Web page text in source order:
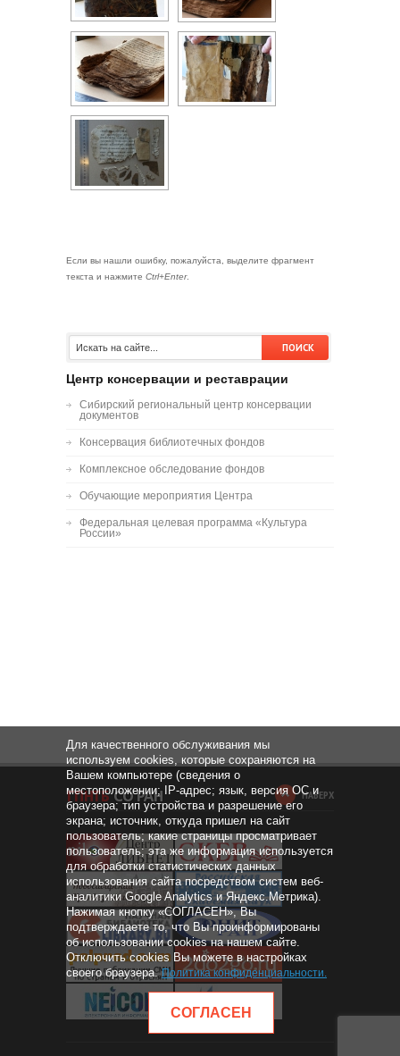
Если вы нашли ошибку, пожалуйста, выделите фрагмент
текста и нажмите Ctrl+Enter.
Центр консервации и реставрации
Сибирский региональный центр консервации
документов
Консервация библиотечных фондов
Комплексное обследование фондов
Обучающие мероприятия Центра
Федеральная целевая программа «Культура
России»
НАВЕРХ
Для качественного обслуживания мы
используем cookies, которые сохраняются на
Вашем компьютере (сведения о
местоположении; IP-адрес; язык, версия ОС и
браузера; тип устройства и разрешение его
экрана; источник, откуда пришел на сайт
пользователь; какие страницы просматривает
пользователь; эта же информация используется
для обработки статистических данных
использования сайта посредством систем веб-
аналитики Google Analytics и Яндекс.Метрика).
Нажимая кнопку «СОГЛАСЕН», Вы
подтверждаете то, что Вы проинформированы
об использовании cookies на нашем сайте.
Отключить cookies Вы можете в настройках
своего браузера.Политика конфиденциальности.
СОГЛАСЕН